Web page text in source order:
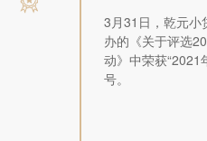
3月31日，乾元小
办的《关于评选
动》中荣获“2021
号。